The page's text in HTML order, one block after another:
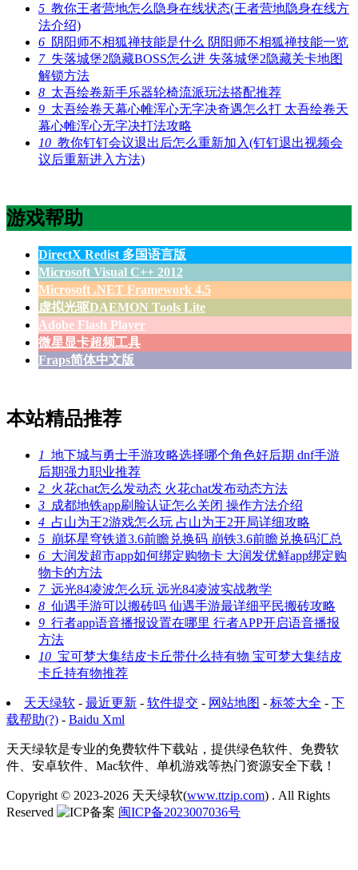
5 教你王者营地怎么隐身在线状态(王者营地隐身在线方
法介绍)
6 阴阳师不相狐禅技能是什么 阴阳师不相狐禅技能一览
7失落城堡2隐藏BOSS怎么进 失落城堡2隐藏关卡地图
解锁方法
8 太吾绘卷新手乐器轮椅流派玩法搭配推荐
9 太吾绘卷天幕心帷浑心无字决奇遇怎么打 太吾绘卷天
幕心帷浑心无字决打法攻略
10 教你钉钉会议退出后怎么重新加入(钉钉退出视频会
议后重新进入方法)
游戏帮助
DirectX Redist 多国语言版
Microsoft Visual C++ 2012
Microsoft .NET Framework 4.5
虚拟光驱DAEMON Tools Lite
Adobe Flash Player
微星显卡超频工具
Fraps简体中文版
本站精品推荐
1 地下城与勇士手游攻略选择哪个角色好后期 dnf手游
后期强力职业推荐
2 火花chat怎么发动态 火花chat发布动态方法
3 成都地铁app刷脸认证怎么关闭 操作方法介绍
4 占山为王2游戏怎么玩 占山为王2开局详细攻略
5 崩坏星穹铁道3.6前瞻兑换码 崩铁3.6前瞻兑换码汇总
6 大润发超市app如何绑定购物卡 大润发优鲜app绑定购
物卡的方法
7远光84凌波怎么玩 远光84凌波实战教学
8 仙遇手游可以搬砖吗 仙遇手游最详细平民搬砖攻略
9 行者app语音播报设置在哪里 行者APP开启语音播报
方法
10 宝可梦大集结皮卡丘带什么持有物 宝可梦大集结皮
卡丘持有物推荐
天天绿软 - 最近更新 - 软件提交 - 网站地图 - 标签大全 - 下
载帮助(?) - Baidu Xml
天天绿软是专业的免费软件下载站，提供绿色软件、免费软
件、安卓软件、Mac软件、单机游戏等热门资源安全下载！
Copyright © 2023-2026 天天绿软(www.ttzip.com) . All Rights
Reserved
闽ICP备2023007036号